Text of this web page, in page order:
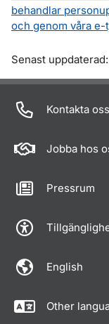
behandlar
och genom våra e-
Om sidan
Senast
Kontakta oss
Jobba hos
Pressrum
English
Other